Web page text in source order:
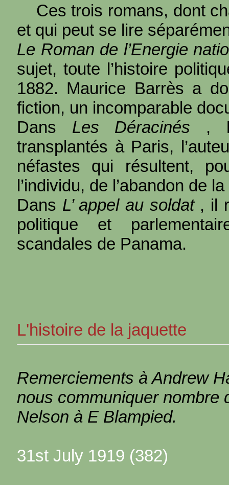
Ces trois romans, dont
et qui peut se lire
Le Roman de l’Energie
sujet, toute l’histoire
1882. Maurice Barrès a
fiction, un incomparable
Dans Les Déracinés ,
transplantés à Paris,
néfastes qui résultent,
l’individu, de l’abandon de
Dans L’ appel au soldat , il
politique et
scandales de Panama.
L'histoire de la jaquette
Remerciements à Andrew
nous communiquer nombre
Nelson à E Blampied.
31st July 1919 (382)